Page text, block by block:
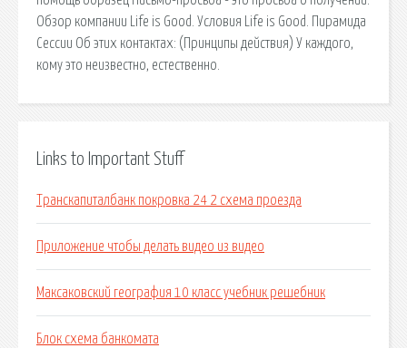
Обзор компании Life is Good. Условия Life is Good. Пирамида
Сессии Об этих контактах: (Принципы действия) У каждого,
кому это неизвестно, естественно.
Links to Important Stuff
Транскапиталбанк покровка 24 2 схема проезда
Приложение чтобы делать видео из видео
Максаковский география 10 класс учебник решебник
Блок схема банкомата